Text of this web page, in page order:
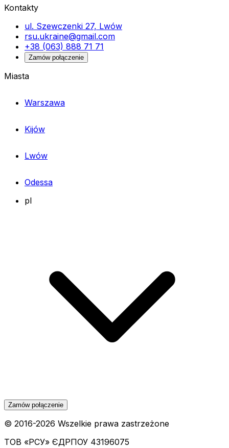
Kontakty
ul. Szewczenki 27, Lwów
rsu.ukraine@gmail.com
+38 (063) 888 71 71
Zamów połączenie
Miasta
Warszawa
Kijów
Lwów
Odessa
pl
Zamów połączenie
© 2016-2026 Wszelkie prawa zastrzeżone
ТОВ «РСУ» ЄДРПОУ 43196075